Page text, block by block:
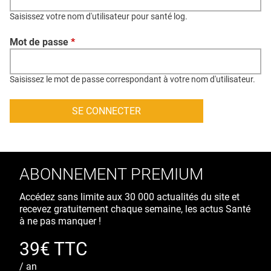
CONTACT
CRÉDITS
Saisissez votre nom d'utilisateur pour santé log.
Mot de passe *
Saisissez le mot de passe correspondant à votre nom d'utilisateur.
ABONNEMENT PREMIUM
Accédez sans limite aux 30 000 actualités du site et
recevez gratuitement chaque semaine, les actus Santé
à ne pas manquer !
39€ TTC
/ an